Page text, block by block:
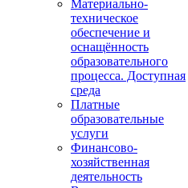
Материально-
техническое
обеспечение и
оснащённость
образовательного
процесса. Доступная
среда
Платные
образовательные
услуги
Финансово-
хозяйственная
деятельность